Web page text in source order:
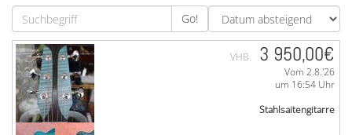
Go!
VHB. 3 950,00€
Vom 2.8.'26
um 16:54 Uhr
Stahlsaitengitarre